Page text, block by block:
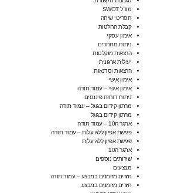
מודל SWOT
תסריטי שיחה
קבלת החלטות
אימון עסקי
ניתוח מתחרים
הרצאות מוקלטות
יעילות ארגונית
הרצאות וסדנאות
אימון אישי
אימון אישי – עמוד תודה
ניתוח דוחות פיננסים
מרתון קידום בגוגל – עמוד תודה
מרתון קידום בגוגל
אתגר ה10 – עמוד תודה
פגישת אפיון ללא עלות – עמוד תודה
פגישת אפיון ללא עלות
אתגר ה10
שירותים נוספים
מבצעים
תזרים מזומנים במבצע – עמוד תודה
תזרים מזומנים במבצע